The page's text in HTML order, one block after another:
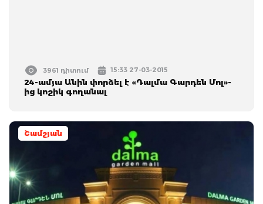
3961 դիտում 15:33 27-03-2015
24-ամյա Անին փորձել է «Դալմա Գարդեն Մոլ»-
ից կոշիկ գողանալ
Շամշյան